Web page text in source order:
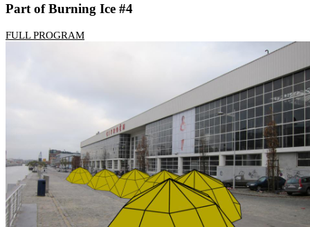
Part of Burning Ice #4
FULL PROGRAM